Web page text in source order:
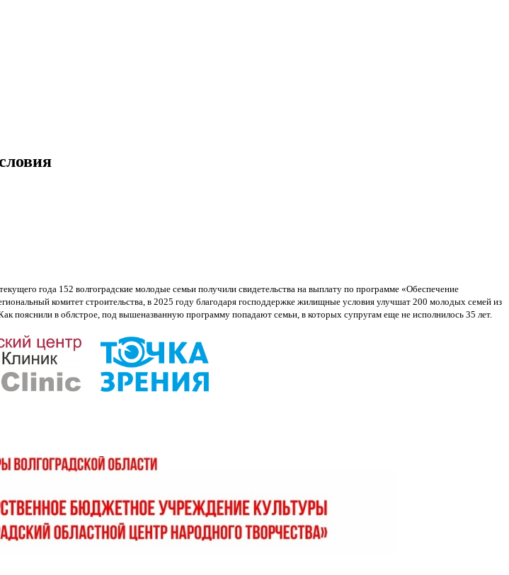
года 152 волгоградские молодые семьи получили свидетельства на выплату по программе «Обеспечение
комитет строительства, в 2025 году благодаря господдержке жилищные условия улучшат 200 молодых семей из
пояснили в облстрое, под вышеназванную программу попадают семьи, в которых супругам еще не исполнилось 35 лет.